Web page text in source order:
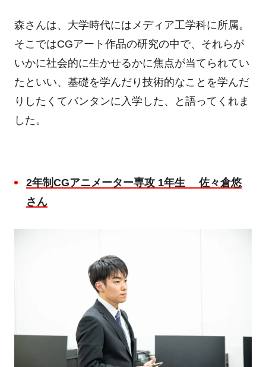
森さんは、大学時代にはメディア工学科に所属。
そこではCGアート作品の研究の中で、それらが
いかに社会的に生かせるかに焦点が当てられてい
たといい、基礎を学んだり技術的なことを学んだ
りしたくてバンタンに入学した、と語ってくれま
した。
2年制 CGアニメーター専攻 1年生 佐々倉悠
さん